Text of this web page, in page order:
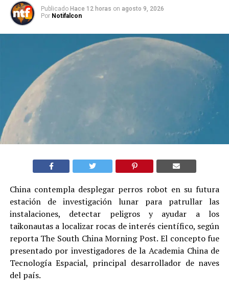
Publicado Hace 12 horas on agosto 9, 2026
Por Notifalcon
China contempla desplegar perros robot en su futura
estación de investigación lunar para patrullar las
instalaciones, detectar peligros y ayudar a los
taikonautas a localizar rocas de interés científico, según
reporta The South China Morning Post. El concepto fue
presentado por investigadores de la Academia China de
Tecnología Espacial, principal desarrollador de naves
del país.